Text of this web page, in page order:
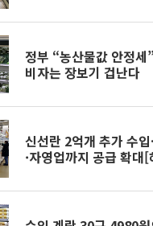
정부 “농산물값 안정
비자는 장보기 겁난다
신선란 2억개 추가 수
·자영업까지 공급 확대